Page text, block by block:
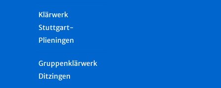
Klärwerk
Stuttgart-
Plieningen
Gruppenklärwerk
Ditzingen